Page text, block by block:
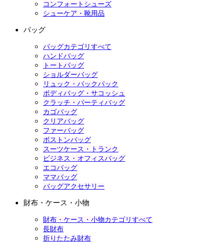
コンフォートシューズ
シューケア・靴用品
バッグ
バッグカテゴリすべて
ハンドバッグ
トートバッグ
ショルダーバッグ
リュック・バックパック
ボディバッグ・サコッシュ
クラッチ・パーティバッグ
カゴバッグ
クリアバッグ
ファーバッグ
ボストンバッグ
スーツケース・トランク
ビジネス・オフィスバッグ
エコバッグ
ママバッグ
バッグアクセサリー
財布・ケース・小物
財布・ケース・小物カテゴリすべて
長財布
折りたたみ財布